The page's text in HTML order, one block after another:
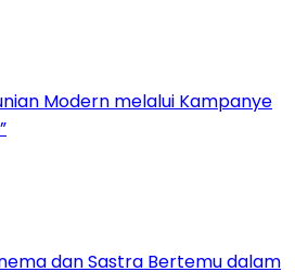
Modern melalui Kampanye
dan Sastra Bertemu dalam